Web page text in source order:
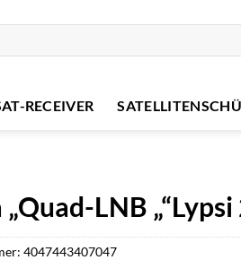
RECEIVER
LNB
4047443407047